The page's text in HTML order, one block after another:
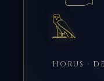
𓅓
HORUS ·